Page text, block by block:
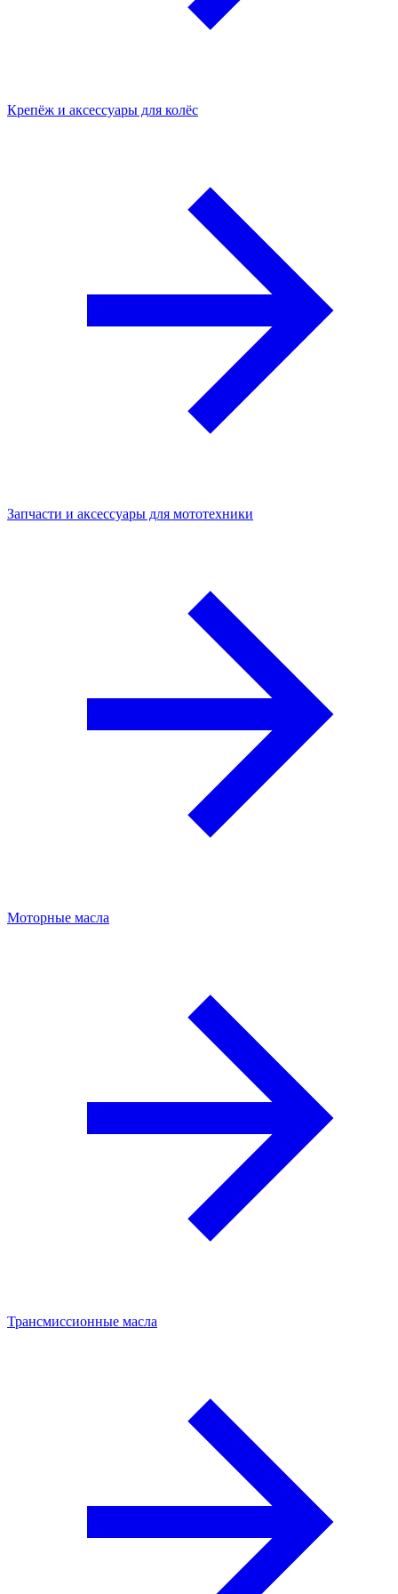
Крепёж и аксессуары для колёс
Запчасти и аксессуары для мототехники
Моторные масла
Трансмиссионные масла